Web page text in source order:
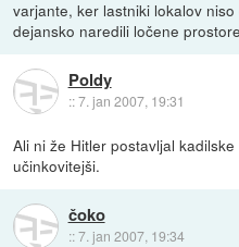
varjante, ker lastniki lokalov
dejansko naredili ločene
Poldy
::7. jan 2007, 19:31
Ali ni že Hitler postavljal
učinkovitejši.
čoko
::7. jan 2007, 19:34